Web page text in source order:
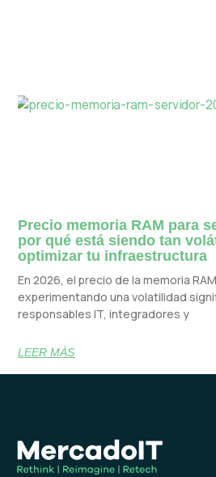
Precio memoria RAM para
por qué está siendo tan
optimizar tu infraestructura
En 2026, el precio de la memoria
experimentando una volatilidad
responsables IT, integradores y
LEER MÁS